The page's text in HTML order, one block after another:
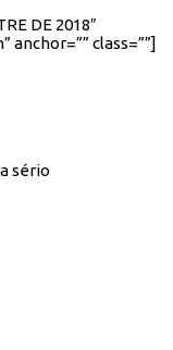
DE 2018″
anchor=”” class=””]
sério